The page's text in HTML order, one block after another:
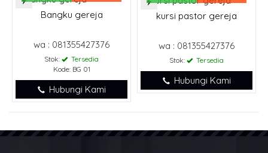
Bangku gereja
wa : 081355427376
Stok:
Tersedia
Kode: BG 01
Hubungi Kami
kursi pastor gereja
wa : 081355427376
Stok: Tersedia
Hubungi Kami